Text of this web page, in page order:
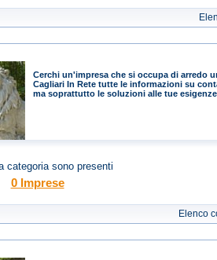
Cerchi un'impresa che si occupa di arredo
Cagliari In Rete tutte le informazioni su
ma soprattutto le soluzioni alle tue
categoria sono presenti
0 Imprese
Elenco